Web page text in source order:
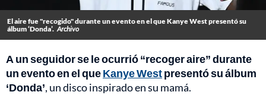
El aire fue "recogido" durante un evento en el que Kanye West presentó su
álbum ‘Donda’. Archivo
A un seguidor se le ocurrió “recoger aire” durante
un evento en el queKanye Westpresentó su álbum
‘Donda’, un disco inspirado en su mamá.